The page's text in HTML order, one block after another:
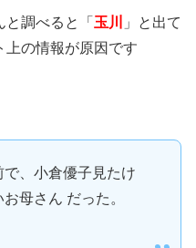
調べると「 玉川
」と出て
上の情報が原因です
、小倉優子見たけ
母さん だった。